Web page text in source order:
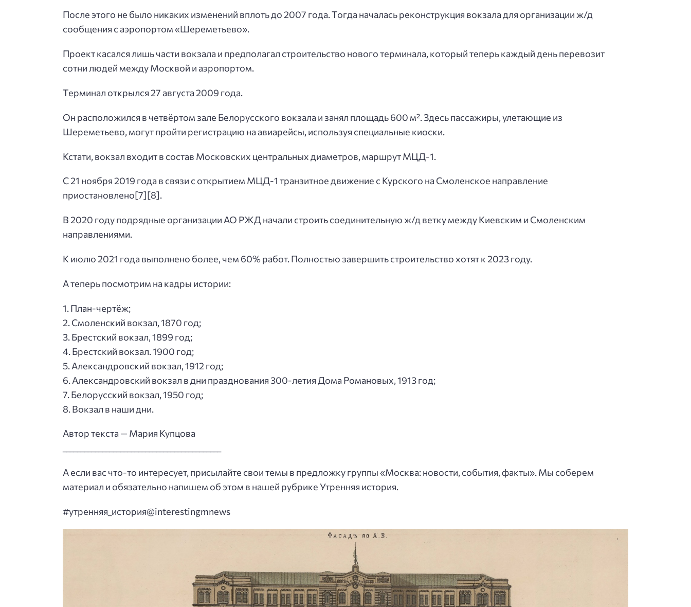
После этого не было никаких изменений вплоть до 2007 года. Тогда началась реконструкция вокзала для организации ж/д
сообщения с аэропортом «Шереметьево».
Проект касался лишь части вокзала и предполагал строительство нового терминала, который теперь каждый день перевозит
сотни людей между Москвой и аэропортом.
Терминал открылся 27 августа 2009 года.
Он расположился в четвёртом зале Белорусского вокзала и занял площадь 600 м². Здесь пассажиры, улетающие из
Шереметьево, могут пройти регистрацию на авиарейсы, используя специальные киоски.
Кстати, вокзал входит в состав Московских центральных диаметров, маршрут МЦД-1.
С 21 ноября 2019 года в связи с открытием МЦД-1 транзитное движение с Курского на Смоленское направление
приостановлено[7][8].
В 2020 году подрядные организации АО РЖД начали строить соединительную ж/д ветку между Киевским и Смоленским
направлениями.
К июлю 2021 года выполнено более, чем 60% работ. Полностью завершить строительство хотят к 2023 году.
А теперь посмотрим на кадры истории:
1. План-чертёж;
2. Смоленский вокзал, 1870 год;
3. Брестский вокзал, 1899 год;
4. Брестский вокзал. 1900 год;
5. Александровский вокзал, 1912 год;
6. Александровский вокзал в дни празднования 300-летия Дома Романовых, 1913 год;
7. Белорусский вокзал, 1950 год;
8. Вокзал в наши дни.
Автор текста — Мария Купцова
А если вас что-то интересует, присылайте свои темы в предложку группы «Москва: новости, события, факты». Мы соберем
материал и обязательно напишем об этом в нашей рубрике Утренняя история.
#утренняя_история@interestingmnews